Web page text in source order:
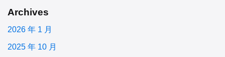
Archives
2026 年 1 月
2025 年 10 月